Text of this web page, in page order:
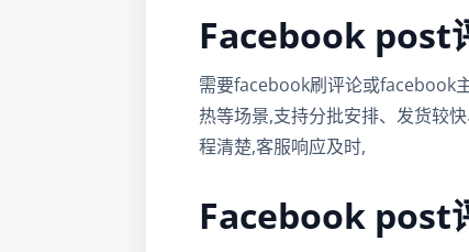
Facebook post
需要facebook刷评论或facebook
热等场景,支持分批安排、发货较
程清楚,客服响应及时,
Facebook post